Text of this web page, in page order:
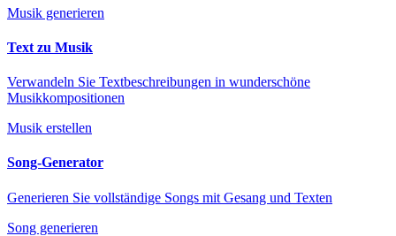
Musik generieren
Text zu Musik
Verwandeln Sie Textbeschreibungen in wunderschöne
Musikkompositionen
Musik erstellen
Song-Generator
Generieren Sie vollständige Songs mit Gesang und Texten
Song generieren